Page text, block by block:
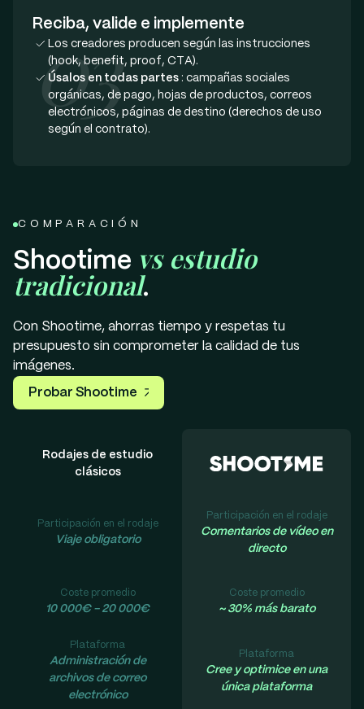
Reciba, valide e implemente
Los creadores producen según las instrucciones
(hook, benefit, proof, CTA).
Úsalos en todas partes : campañas sociales
orgánicas, de pago, hojas de productos, correos
electrónicos, páginas de destino (derechos de uso
según el contrato).
03
COMPARACIÓN
Shootime vs estudio
tradicional.
Probar Shootime
Con Shootime, ahorras tiempo y respetas tu
presupuesto sin comprometer la calidad de tus
imágenes.
Rodajes de estudio
clásicos
Participación en el rodaje
Viaje obligatorio
Coste promedio
10 000€ - 20 000€
Plataforma
Administración de
archivos de correo
electrónico
Participación en el rodaje
Comentarios de vídeo en
directo
Coste promedio
~ 30% más barato
Plataforma
Cree y optimice en una
única plataforma